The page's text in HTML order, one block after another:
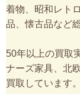
着物、昭和レト
品、懐古品など
50年以上の買取
ナーズ家具、北
買取しています。